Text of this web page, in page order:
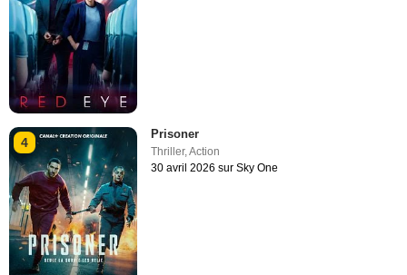
4
Prisoner
Thriller,Action
30 avril 2026 sur Sky One